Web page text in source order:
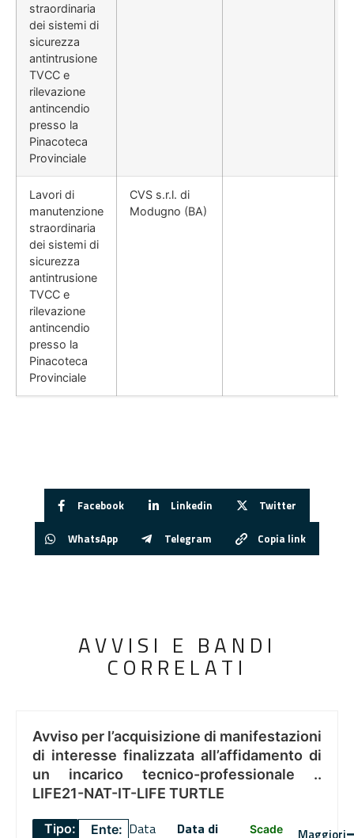
straordinaria
dei sistemi di
sicurezza
antintrusione
TVCC e
rilevazione
antincendio
presso la
Pinacoteca
Provinciale
Lavori di
manutenzione
straordinaria
dei sistemi di
sicurezza
antintrusione
TVCC e
rilevazione
antincendio
presso la
Pinacoteca
Provinciale
CVS s.r.l. di
Modugno (BA)
Facebook Linkedin Twitter
WhatsApp Telegram Copia link
AVVISI E BANDI
CORRELATI
Avviso per l’acquisizione di manifestazioni
di interesse finalizzata all’affidamento di
un incarico tecnico-professionale ..
LIFE21-NAT-IT-LIFE TURTLE
Tipo: Ente: Data Data di Scade